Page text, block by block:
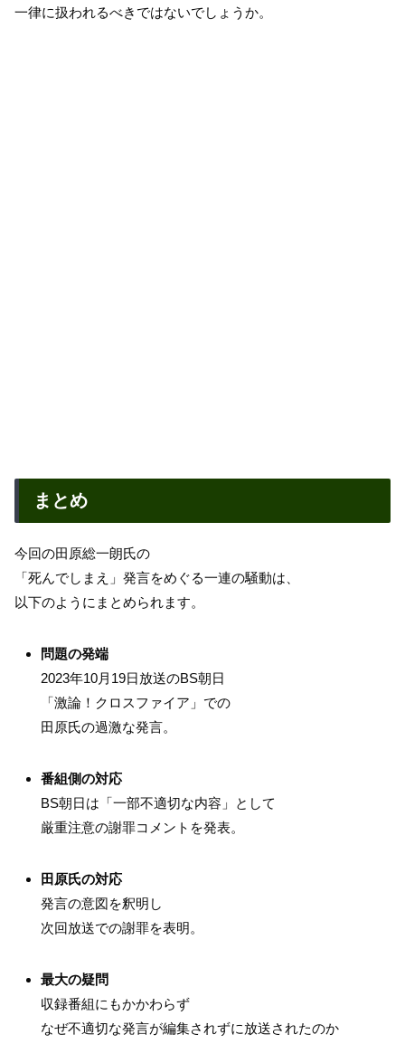
一律に扱われるべきではないでしょうか。
まとめ
今回の田原総一朗氏の
「死んでしまえ」発言をめぐる一連の騒動は、
以下のようにまとめられます。
問題の発端
2023年10月19日放送のBS朝日
「激論！クロスファイア」での
田原氏の過激な発言。
番組側の対応
BS朝日は「一部不適切な内容」として
厳重注意の謝罪コメントを発表。
田原氏の対応
発言の意図を釈明し
次回放送での謝罪を表明。
最大の疑問
収録番組にもかかわらず
なぜ不適切な発言が編集されずに放送されたのか